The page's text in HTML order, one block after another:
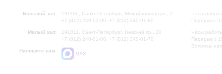
Большой зал:
191186, Санкт-Петербург, Михайловская ул., 2
+7 (812) 240-01-00, +7 (812) 240-01-80
Малый зал:
191011, Санкт-Петербург, Невский пр., 30
+7 (812) 240-01-00, +7 (812) 240-01-70
Напишите нам:
MAX
Часы
Перерыв с
Часы
Перерыв с
Вопросы